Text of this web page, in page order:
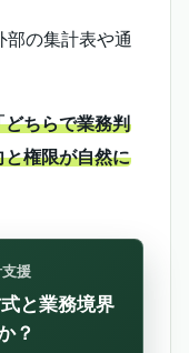
部の集計表や通
ちらで業務判
権限が自然に
援
と業務境界
？